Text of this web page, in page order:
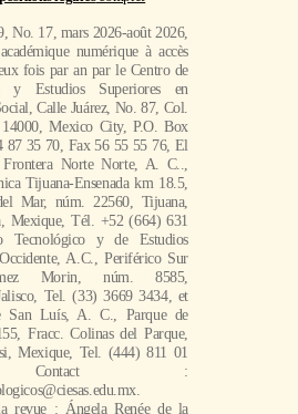
No. 17, mars 2026-août 2026,
numérique à accès
fois par an par le Centro de
y Estudios Superiores en
Calle Juárez, No. 87, Col.
Mexico City, P.O. Box
87 35 70, Fax 56 55 55 76, El
Norte Norte, A. C..,
Tijuana-Ensenada km 18.5,
Mar, núm. 22560, Tijuana,
Mexique, Tél. +52 (664) 631
Tecnológico y de Estudios
A.C., Periférico Sur
Morin, núm. 8585,
Tel. (33) 3669 3434, et
San Luís, A. C., Parque de
Fracc. Colinas del Parque,
Mexique, Tel. (444) 811 01
:
revue : Ángela Renée de la